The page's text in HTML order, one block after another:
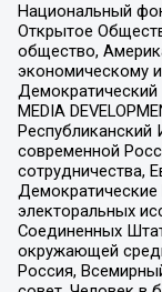
Национальный
Открытое
общество,
экономическому
MEDIA
Республиканский
современной
сотрудничества,
электоральных
Соединенных
окружающей
Россия,